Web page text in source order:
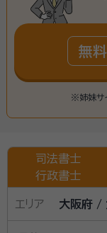
無料
※姉妹サ
司法書士
行政書士
エリア 大阪府 /